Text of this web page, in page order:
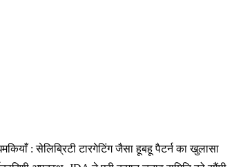
: सेलिब्रिटी टारगेटिंग जैसा हूबहू पैटर्न का खुलासा